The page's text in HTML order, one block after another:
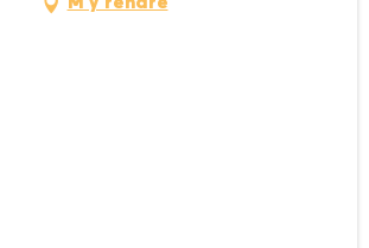
M'y rendre